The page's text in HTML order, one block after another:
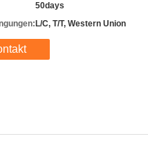
50days
L/C, T/T, Western Union